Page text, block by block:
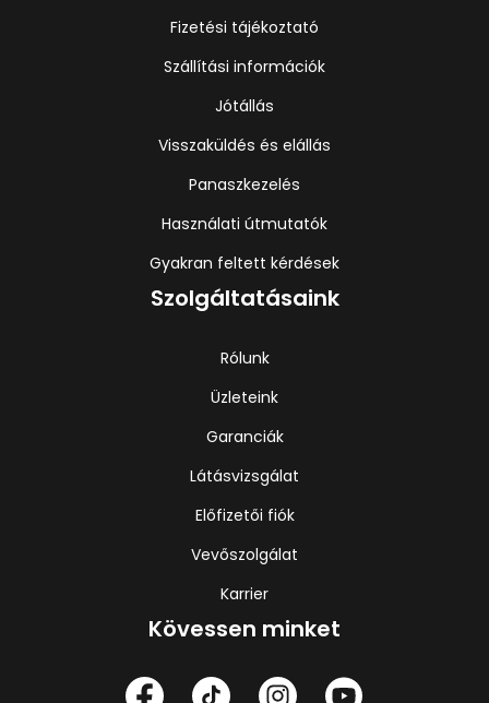
Fizetési tájékoztató
Szállítási információk
Jótállás
Visszaküldés és elállás
Panaszkezelés
Használati útmutatók
Gyakran feltett kérdések
Szolgáltatásaink
Rólunk
Üzleteink
Garanciák
Látásvizsgálat
Előfizetői fiók
Vevőszolgálat
Karrier
Kövessen minket